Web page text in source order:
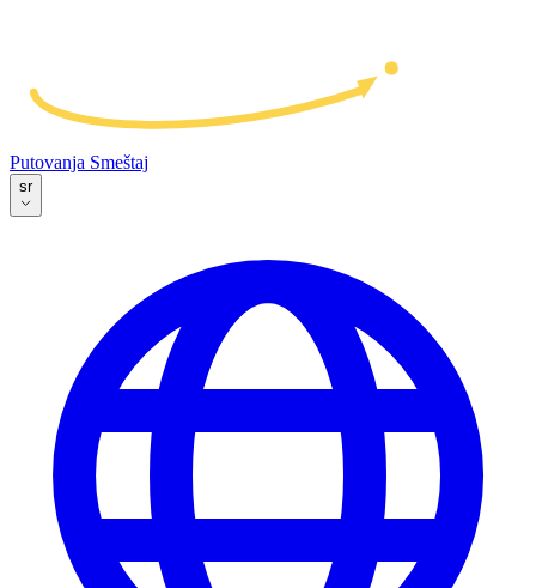
Putovanja Smeštaj
sr